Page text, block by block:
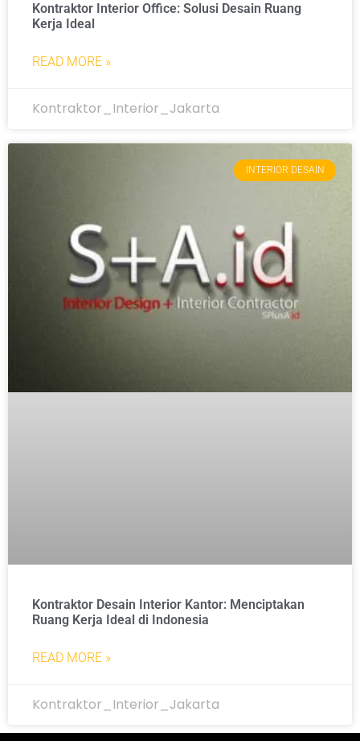
Kontraktor Interior Office: Solusi Desain Ruang
Kerja Ideal
READ MORE »
Kontraktor_Interior_Jakarta
INTERIOR DESAIN
Kontraktor Desain Interior Kantor: Menciptakan
Ruang Kerja Ideal di Indonesia
READ MORE »
Kontraktor_Interior_Jakarta